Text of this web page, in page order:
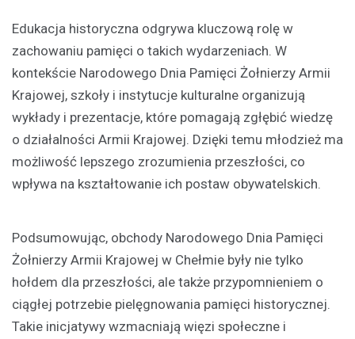
Edukacja historyczna odgrywa kluczową rolę w
zachowaniu pamięci o takich wydarzeniach. W
kontekście Narodowego Dnia Pamięci Żołnierzy Armii
Krajowej, szkoły i instytucje kulturalne organizują
wykłady i prezentacje, które pomagają zgłębić wiedzę
o działalności Armii Krajowej. Dzięki temu młodzież ma
możliwość lepszego zrozumienia przeszłości, co
wpływa na kształtowanie ich postaw obywatelskich.
Podsumowując, obchody Narodowego Dnia Pamięci
Żołnierzy Armii Krajowej w Chełmie były nie tylko
hołdem dla przeszłości, ale także przypomnieniem o
ciągłej potrzebie pielęgnowania pamięci historycznej.
Takie inicjatywy wzmacniają więzi społeczne i